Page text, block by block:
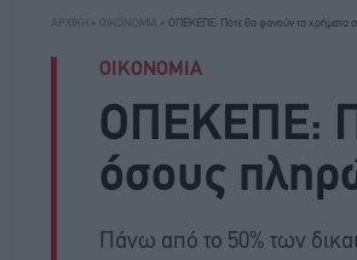
ΑΡΧΙΚΗ » ΟΙΚΟΝΟΜΙΑ » ΟΠΕΚΕΠΕ: Πότε θα φανούν τα χρήματα
ΟΙΚΟΝΟΜΙΑ
ΟΠΕΚΕΠΕ:
όσους
Πάνω από το 50% των